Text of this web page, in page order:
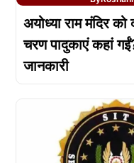
अयोध्या राम मंदिर
चरण पादुकाएं कहां
जानकारी